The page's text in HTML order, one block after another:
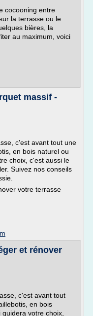
cocooning entre
la terrasse ou le
bières, la
au maximum, voici
massif -
c'est avant tout une
en bois naturel ou
choix, c'est aussi le
Suivez nos conseils
votre terrasse
et rénover
c'est avant tout
en bois
votre choix,